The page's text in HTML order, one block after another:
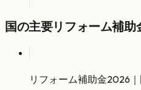
国の主要リフォーム補助
リフォーム補助金2026